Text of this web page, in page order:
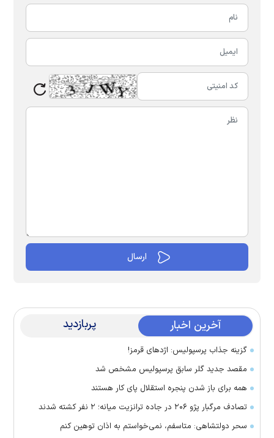
آخرین اخبار پربازدید
گزینه جذاب پرسپولیس: اژد‌های قرمز!
مقصد جدید گلر سابق پرسپولیس مشخص شد
همه برای باز شدن پنجره استقلال پای کار هستند
تصادف مرگبار پژو ۲۰۶ در جاده ترانزیت میانه؛ ۲ نفر کشته شدند
سحر دولتشاهی: متاسفم، نمی‌خواستم به اذان توهین کنم